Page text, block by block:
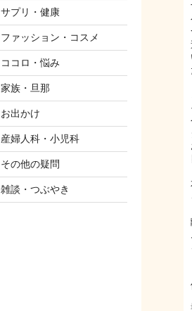
サプリ・健康
ファッション・コスメ
ココロ・悩み
家族・旦那
お出かけ
産婦人科・小児科
その他の疑問
雑談・つぶやき